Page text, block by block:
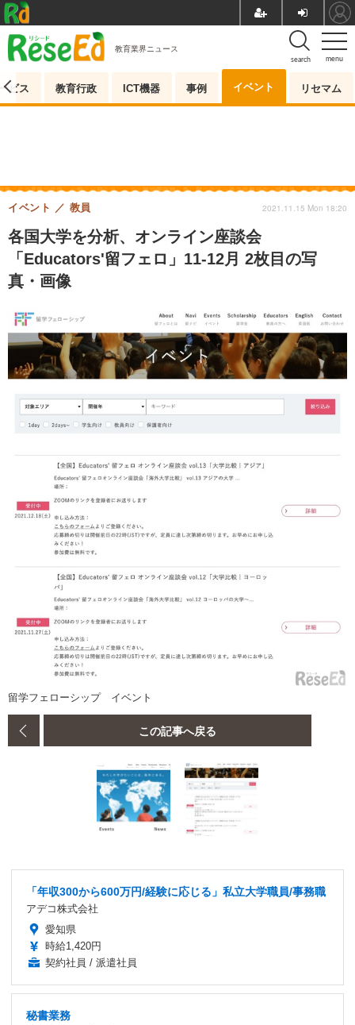
menu
search
教育業界ニュース
ビス 教育行政 ICT機器 事例 イベント リセマム
各国大学を分析、オンライン座談会
「Educators'留フェロ」11-12月 2枚目の写
真・画像
イベント 教員 2021.11.15 Mon 18:20
留学フェローシップ イベント
この記事へ戻る
「年収300から600万円/経験に応じる」私立大学職員/事務職
アデコ株式会社
愛知県
時給1,420円
契約社員 / 派遣社員
秘書業務